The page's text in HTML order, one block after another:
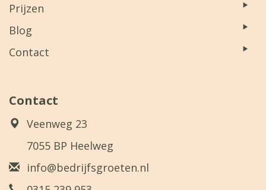
Prijzen
Blog
Contact
Contact
Veenweg 23
7055 BP Heelweg
info@bedrijfsgroeten.nl